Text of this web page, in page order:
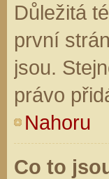
Důležitá
první
jsou.
právo
Nahoru
Co to